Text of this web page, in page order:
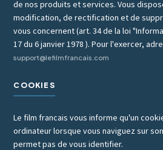
de nos produits et services. Vous
modification, de rectification et de
vous concernent (art. 34 de la loi
17 du 6 janvier 1978 ). Pour l'exercer,
support@lefilmfrancais.com
COOKIES
Le film francais vous informe qu'un
ordinateur lorsque vous naviguez sur
permet pas de vous identifier.